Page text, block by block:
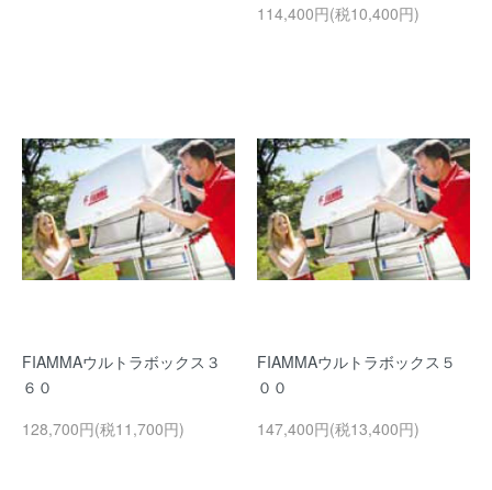
114,400円(税10,400円)
FIAMMAウルトラボックス３
６０
128,700円(税11,700円)
FIAMMAウルトラボックス５
００
147,400円(税13,400円)